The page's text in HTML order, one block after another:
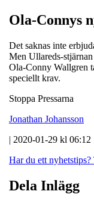
Ola-Connys
Det saknas inte
Men Ullareds-stjärnan
Ola-Conny Wallgren
speciellt krav.
Stoppa Pressarna
Jonathan Johansson
| 2020-01-29 kl 06:12 |
Har du ett nyhetstips?
Dela Inlägg